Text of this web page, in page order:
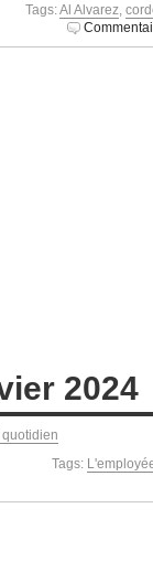
Tags:Al Alvarez
2024
Tags: